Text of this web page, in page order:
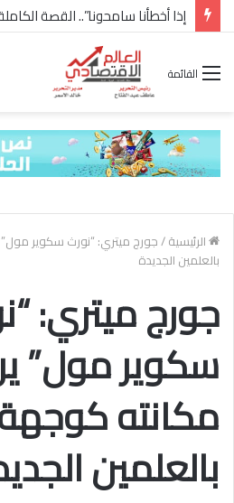
القائمة
الرئيسية/جورج ميتري: “نورث سكوير
بالعلمين الجديدة
جورج ميتري:
سكوير مول”
مكانته
بالعلمين